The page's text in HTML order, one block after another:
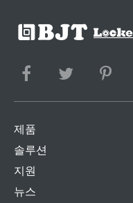
제품
솔루션
지원
뉴스